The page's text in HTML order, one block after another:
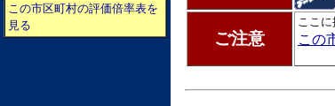
この市区町村の評価倍率表を
見る
ご注意
ここ
この